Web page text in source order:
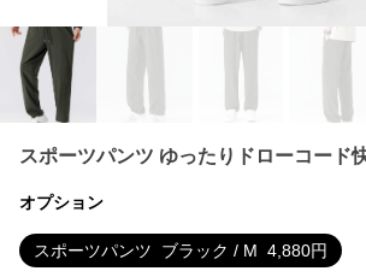
スポーツパンツ ゆったりドローコード
オプション
スポーツパンツ ブラック / M 4,880円